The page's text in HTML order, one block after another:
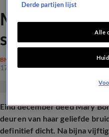
Mary Borsato
stap terug:
BN'ERS
17 jan 2026, 19:43
Eind december deed Mary
deuren van haar geliefde
definitief dicht. Na bijna vijftig
Derde partijen lijst
Alle